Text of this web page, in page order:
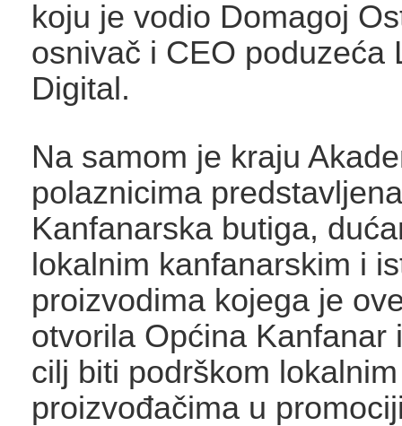
koju je vodio Domagoj
osnivač i CEO poduzeća
Digital.
Na samom je kraju
polaznicima
Kanfanarska butiga,
lokalnim kanfanarskim i
proizvodima kojega je
otvorila Općina Kanfanar
cilj biti podrškom lokalnim
proizvođačima u